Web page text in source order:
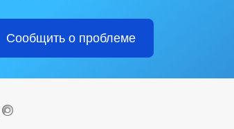
Сообщить о проблеме